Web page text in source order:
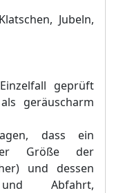
Jubeln,
geprüft
geräuscharm
, dass ein
Größe der
und dessen
Abfahrt,